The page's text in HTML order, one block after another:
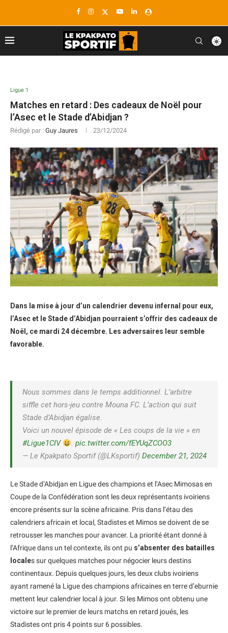
Ligue 1
Matches en retard : Des cadeaux de Noël pour
l’Asec et le Stade d’Abidjan ?
Rédigé par : Guy Jaures 23/12/2024
Dans la mise à jour d’un calendrier devenu infernal pour eux,
l’Asec et le Stade d’Abidjan pourraient s’offrir des cadeaux de
Noël, ce mardi 24 décembre. Les adversaires leur semble
favorable.
Nous sommes dans le temps additionnel. L’arbitre
siffle cet hors-jeu contre Mouna FC. L’action qui suit
Stade d’Abidjan égalise.
Voici un nouvel épisode de « Les coups de la vie » en
#Ligue1CIV
.pic.twitter.com/fEYUqZCOO3
— Le Kpakpato Sportif (@LKsportif) December 21, 2024
Le Stade d’Abidjan en Ligue des champions et l’Asec Mimosas en
Coupe de la Confédération sont les deux représentants ivoiriens
encore présents sur la scène africaine. Pris dans l’étau des
calendriers africain et local, Stadistes et Mimos se doivent de se
retrousser les manches pour avancer. La priorité étant donné à
l’Afrique dans un tel contexte, ils ont pu s’absenter des batailles
locales sur quelques matches pour négocier leurs destins
continentaux. Depuis quelques jours, les deux clubs ivoiriens
ayant ramené la Ligue des champions africaines en terre d’eburnie
mettent leur calendrier local à jour. Si les Mimos ont obtenu une
victoire sur le premier de leurs matchs en retard joués, les
Stadistes ont pris 4 points sur 6 possibles.